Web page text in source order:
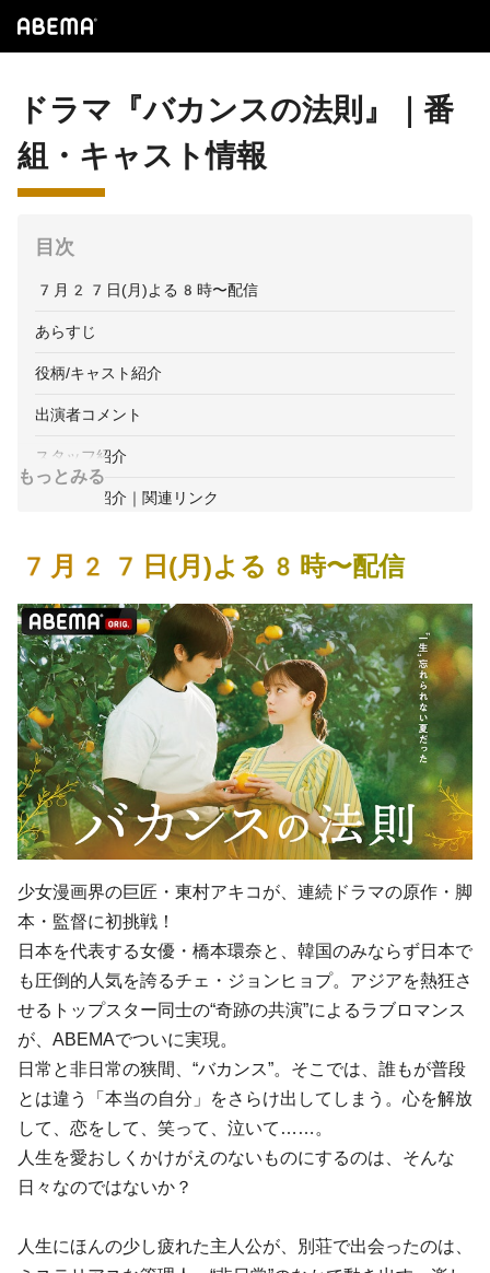
ドラマ『バカンスの法則』｜番
組・キャスト情報
目次
7月27日(月)よる8時〜配信
あらすじ
役柄/キャスト紹介
出演者コメント
スタッフ紹介
公式SNS紹介｜関連リンク
もっとみる
7月27日(月)よる8時〜配信
少女漫画界の巨匠・東村アキコが、連続ドラマの原作・脚
本・監督に初挑戦！
日本を代表する女優・橋本環奈と、韓国のみならず日本で
も圧倒的人気を誇るチェ・ジョンヒョプ。アジアを熱狂さ
せるトップスター同士の“奇跡の共演”によるラブロマンス
が、ABEMAでついに実現。
日常と非日常の狭間、“バカンス”。そこでは、誰もが普段
とは違う「本当の自分」をさらけ出してしまう。心を解放
して、恋をして、笑って、泣いて……。
人生を愛おしくかけがえのないものにするのは、そんな
日々なのではないか？
人生にほんの少し疲れた主人公が、別荘で出会ったのは、